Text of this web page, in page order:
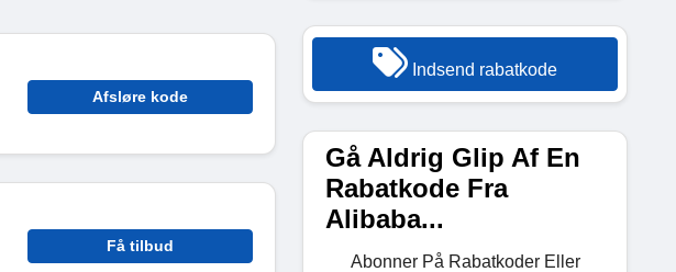
Afsløre kode
Få tilbud
Indsend rabatkode
Gå Aldrig Glip Af En
Rabatkode Fra
Alibaba...
Abonner På Rabatkoder Eller